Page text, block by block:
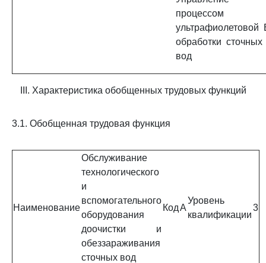
процессом
ультрафиолетовой
обработки сточных
вод
III. Характеристика обобщенных трудовых функций
3.1. Обобщенная трудовая функция
Наименование
Обслуживание
технологического
и
вспомогательного
оборудования
доочистки и
обеззараживания
сточных вод
КодA
Уровень
квалификации
3